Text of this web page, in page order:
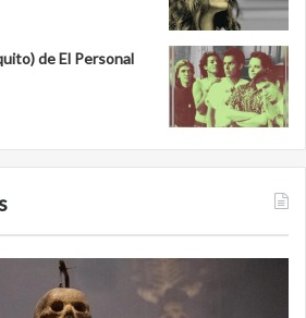
de El Personal